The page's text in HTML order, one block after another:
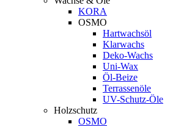
KORA
OSMO
Hartwachsöl
Klarwachs
Deko-Wachs
Uni-Wax
Öl-Beize
Terrassenöle
UV-Schutz-Öle
Holzschutz
OSMO